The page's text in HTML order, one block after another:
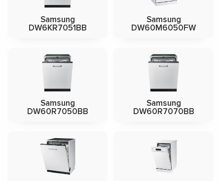
Samsung
DW6KR7051BB
Samsung
DW60M6050FW
Samsung
DW60R7050BB
Samsung
DW60R7070BB